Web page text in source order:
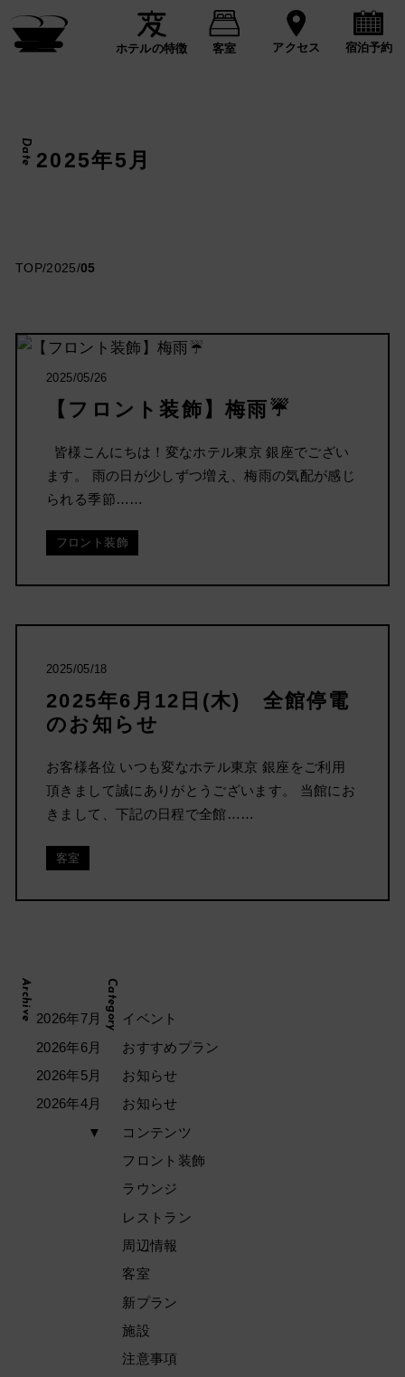
ホテルの特徴 客室 アクセス 宿泊予約
Date 2025年5月
TOP/2025/05
2025/05/26
【フロント装飾】梅雨☔
皆様こんにちは！変なホテル東京 銀座でござい
ます。 雨の日が少しずつ増え、梅雨の気配が感じ
られる季節……
フロント装飾
2025/05/18
2025年6月12日(木) 全館停電
のお知らせ
お客様各位 いつも変なホテル東京 銀座をご利用
頂きまして誠にありがとうございます。 当館にお
きまして、下記の日程で全館……
客室
Archive 2026年7月
2026年6月
2026年5月
2026年4月
▼
Category イベント
おすすめプラン
お知らせ
お知らせ
コンテンツ
フロント装飾
ラウンジ
レストラン
周辺情報
客室
新プラン
施設
注意事項